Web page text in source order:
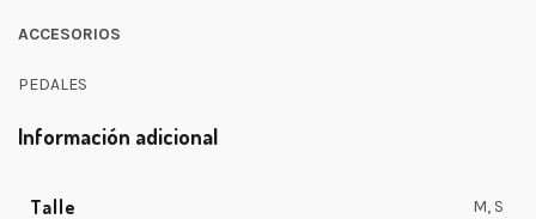
ACCESORIOS
PEDALES
Información adicional
Talle M, S